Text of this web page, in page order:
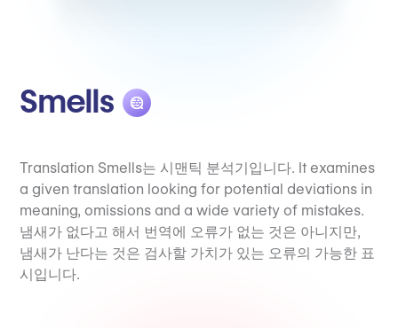
Smells
Translation Smells는 시맨틱 분석기입니다. It examines
a given translation looking for potential deviations in
meaning, omissions and a wide variety of mistakes.
냄새가 없다고 해서 번역에 오류가 없는 것은 아니지만,
냄새가 난다는 것은 검사할 가치가 있는 오류의 가능한 표
시입니다.